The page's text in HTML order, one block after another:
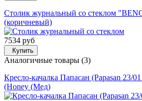
Столик журнальный со стеклом
(коричневый)
7534 руб
Купить
Аналогичные товары (3)
Кресло-качалка Папасан (Papasan 23/
(Honey (Мед)